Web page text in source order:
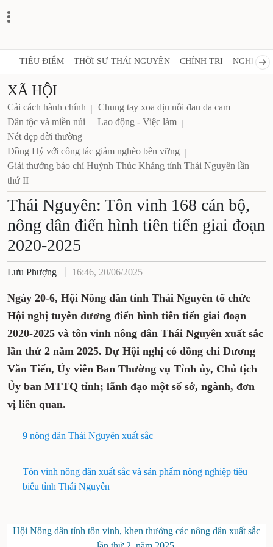
TIÊU ĐIỂM THỜI SỰ THÁI NGUYÊN CHÍNH TRỊ NGHỊ
XÃ HỘI
Cải cách hành chính
Chung tay xoa dịu nỗi đau da cam
Dân tộc và miền núi
Lao động - Việc làm
Nét đẹp đời thường
Đồng Hỷ với công tác giảm nghèo bền vững
Giải thưởng báo chí Huỳnh Thúc Kháng tỉnh Thái Nguyên lần
thứ II
Thái Nguyên: Tôn vinh 168 cán bộ,
nông dân điển hình tiên tiến giai đoạn
2020-2025
Lưu Phượng 16:46, 20/06/2025
Ngày 20-6, Hội Nông dân tỉnh Thái Nguyên tổ chức
Hội nghị tuyên dương điển hình tiên tiến giai đoạn
2020-2025 và tôn vinh nông dân Thái Nguyên xuất sắc
lần thứ 2 năm 2025. Dự Hội nghị có đồng chí Dương
Văn Tiến, Ủy viên Ban Thường vụ Tỉnh ủy, Chủ tịch
Ủy ban MTTQ tỉnh; lãnh đạo một số sở, ngành, đơn
vị liên quan.
9 nông dân Thái Nguyên xuất sắc
Tôn vinh nông dân xuất sắc và sản phẩm nông nghiệp tiêu
biểu tỉnh Thái Nguyên
Hội Nông dân tỉnh tôn vinh, khen thưởng các nông dân xuất sắc